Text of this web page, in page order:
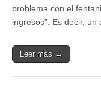
problema con el
ingresos”. Es decir, un
Leer más →